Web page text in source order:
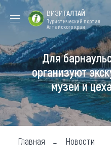
Форум VISIT
ALTAI
Цветение
маральника
Туры
Где побывать
Чем заняться
ВИЗИТАЛТАЙ
Туристический портал
Алтайского края
Для
организуют
музеи и
Главная Новости